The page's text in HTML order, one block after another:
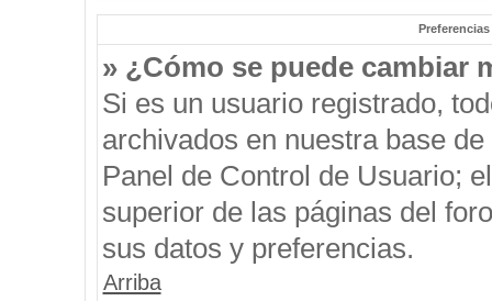
» ¿Cómo se puede cambiar
Si es un usuario registrado,
archivados en nuestra base
Panel de Control de Usuario;
superior de las páginas del
sus datos y preferencias.
Arriba